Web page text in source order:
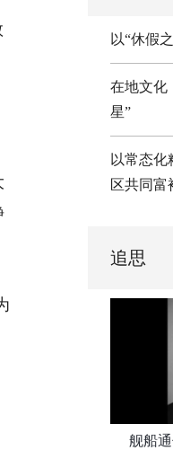
以“休假
在地文化
星”
以常态
区共同富
追思
舰船